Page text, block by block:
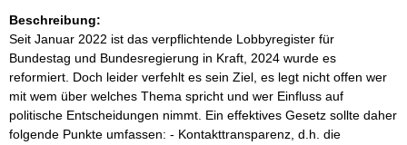
Beschreibung:
Seit Januar 2022 ist das verpflichtende Lobbyregister für
Bundestag und Bundesregierung in Kraft, 2024 wurde es
reformiert. Doch leider verfehlt es sein Ziel, es legt nicht offen wer
mit wem über welches Thema spricht und wer Einfluss auf
politische Entscheidungen nimmt. Ein effektives Gesetz sollte daher
folgende Punkte umfassen: - Kontakttransparenz, d.h. die